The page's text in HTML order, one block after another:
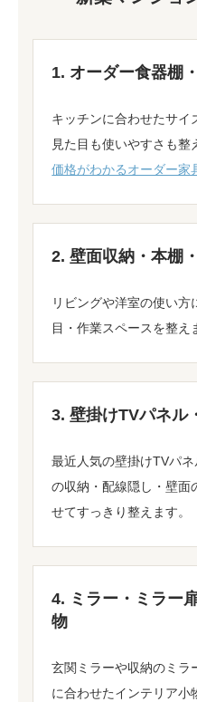
1. オーダー食器棚
キッチンに合わせたサイ
見た目も使いやすさも整
価格がわかるオーダー
2. 壁面収納・本棚
リビングや洋室の使い方
目・作業スペースを整え
3. 壁掛けTVパネル
最近人気の壁掛けTVパ
の収納・配線隠し・壁面
せてすっきり整えます。
4. ミラー・ミラー
物
玄関ミラーや収納のミラ
に合わせたインテリア小